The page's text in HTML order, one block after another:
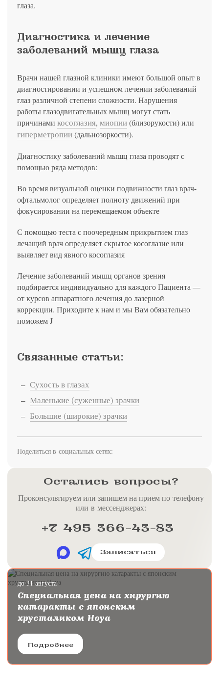
глаза.
Диагностика и лечение
заболеваний мышц глаза
Врачи нашей глазной клиники имеют большой опыт в
диагностировании и успешном лечении заболеваний
глаз различной степени сложности. Нарушения
работы глазодвигательных мышц могут стать
причинами косоглазия, миопии(близорукости) или
гиперметропии(дальнозоркости).
Диагностику заболеваний мышц глаза проводят с
помощью ряда методов:
Во время визуальной оценки подвижности глаз врач-
офтальмолог определяет полноту движений при
фокусировании на перемещаемом объекте
С помощью теста с поочередным прикрытием глаз
лечащий врач определяет скрытое косоглазие или
выявляет вид явного косоглазия
Лечение заболеваний мышц органов зрения
подбирается индивидуально для каждого Пациента —
от курсов аппаратного лечения до лазерной
коррекции. Приходите к нам и мы Вам обязательно
поможем J
Связанные статьи:
Сухость в глазах
Маленькие (суженные) зрачки
Большие (широкие) зрачки
Поделиться в социальных сетях:
Остались вопросы?
Проконсультируем или запишем на прием по телефону
или в мессенджерах:
+7 495 366-43-83
Записаться
до 31 августа
Специальная цена на хирургию
катаракты с японским
хрусталиком Hoya
Подробнее